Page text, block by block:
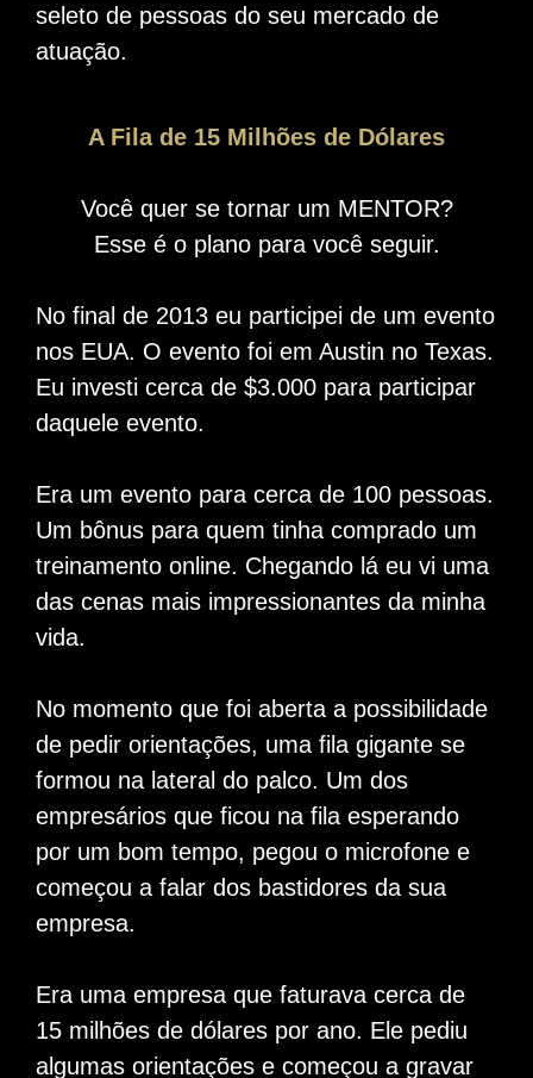
seleto de pessoas do seu mercado de
atuação.
A Fila de 15 Milhões de Dólares
Você quer se tornar um MENTOR?
Esse é o plano para você seguir.
No final de 2013 eu participei de um evento
nos EUA. O evento foi em Austin no Texas.
Eu investi cerca de $3.000 para participar
daquele evento.
Era um evento para cerca de 100 pessoas.
Um bônus para quem tinha comprado um
treinamento online. Chegando lá eu vi uma
das cenas mais impressionantes da minha
vida.
No momento que foi aberta a possibilidade
de pedir orientações, uma fila gigante se
formou na lateral do palco. Um dos
empresários que ficou na fila esperando
por um bom tempo, pegou o microfone e
começou a falar dos bastidores da sua
empresa.
Era uma empresa que faturava cerca de
15 milhões de dólares por ano. Ele pediu
algumas orientações e começou a gravar